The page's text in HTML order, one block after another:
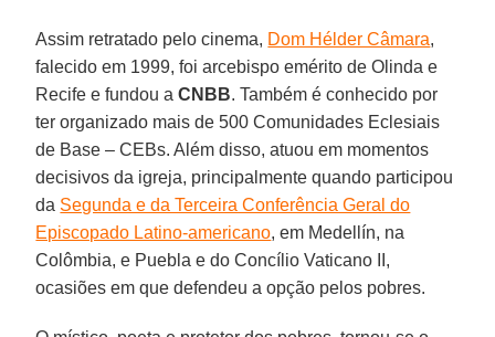
Assim retratado pelo cinema, Dom Hélder Câmara,
falecido em 1999, foi arcebispo emérito de Olinda e
Recife e fundou aCNBB. Também é conhecido por
ter organizado mais de 500 Comunidades Eclesiais
de Base – CEBs. Além disso, atuou em momentos
decisivos da igreja, principalmente quando participou
da Segunda e da Terceira Conferência Geral do
Episcopado Latino-americano, em Medellín, na
Colômbia, e Puebla e do Concílio Vaticano II,
ocasiões em que defendeu a opção pelos pobres.